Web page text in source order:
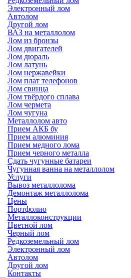
Электронный лом
Автолом
Другой лом
ВАЗ на металлолом
Лом из бронзы
Лом двигателей
Лом дюраль
Лом латунь
Лом нержавейки
Лом плат телефонов
Лом свинца
Лом твёрдого сплава
Лом чермета
Лом чугуна
Металлолом авто
Прием АКБ бу
Прием алюминия
Прием медного лома
Прием черного металла
Сдать чугунные батареи
Чугунная ванна на металлолом
Услуги
Вывоз металлолома
Демонтаж металлолома
Цены
Портфолио
Металлоконструкции
Цветной лом
Черный лом
Редкоземельный лом
Электронный лом
Автолом
Другой лом
Контакты